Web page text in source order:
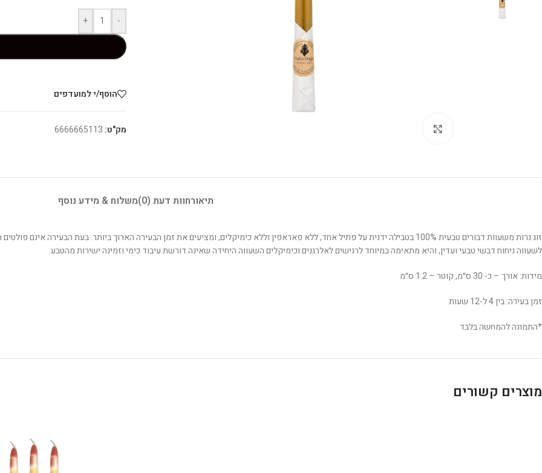
-
+
הוסף/י למועדפים
מק"ט: 6666665113
תיאורחוות דעת (0) משלוח & מידע נוסף
זוג נרות משעוות דבורים טבעית 100% בטבילה ידנית על פתיל אחד, ללא פאראפין וללא כימיקלים, ומציעים את זמן הבעירה הארוך ביותר. בעת
לשעווה ניחוח דבשי טבעי ועדין, והיא מתאימה במיוחד לרגישים לאלרגנים וכימיקלים השעווה היחידה שאינה דורשת עיבוד כימי וזמינה ישירות מהטבע.
מידות: אורך – כ- 30 ס״מ, קוטר – 1.2 ס״מ
זמן בעירה: בין 4 ל-12 שעות
*התמונה להמחשה בלבד
מוצרים קשורים